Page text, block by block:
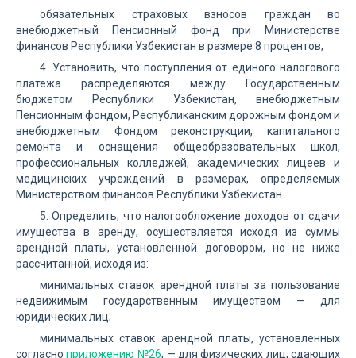
обязательных страховых взносов граждан во
внебюджетный Пенсионный фонд при Министерстве
финансов Республики Узбекистан в размере 8 процентов;
4. Установить, что поступления от единого налогового
платежа распределяются между Государственным
бюджетом Республики Узбекистан, внебюджетным
Пенсионным фондом, Республиканским дорожным фондом и
внебюджетным Фондом реконструкции, капитального
ремонта и оснащения общеобразовательных школ,
профессиональных колледжей, академических лицеев и
медицинских учреждений в размерах, определяемых
Министерством финансов Республики Узбекистан.
5. Определить, что налогообложение доходов от сдачи
имущества в аренду, осуществляется исходя из суммы
арендной платы, установленной договором, но не ниже
рассчитанной, исходя из:
минимальных ставок арендной платы за пользование
недвижимым государственным имуществом — для
юридических лиц;
минимальных ставок арендной платы, установленных
согласноприложению №26, — для физических лиц, сдающих